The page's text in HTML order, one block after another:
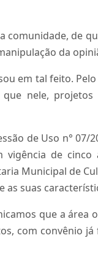
comunidade, de
da
em tal feito.
nele,
de Uso n°
vigência de
Municipal de
suas
que a
com convênio